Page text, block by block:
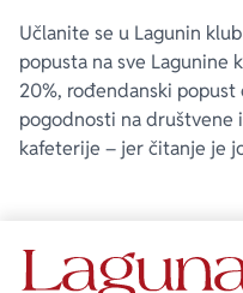
Učlanite se u Lagunin
popusta na sve Lagunine
20%, rođendanski
pogodnosti na društvene
kafeterije – jer čitanje je